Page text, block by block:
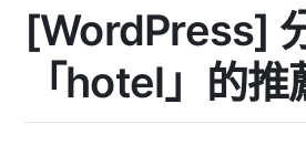
[WordPress]
「hotel」的推